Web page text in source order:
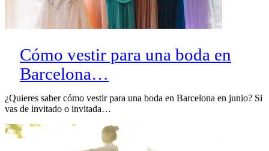
Cómo vestir para una boda en
Barcelona…
¿Quieres saber cómo vestir para una boda en Barcelona en junio? Si
vas de invitado o invitada…